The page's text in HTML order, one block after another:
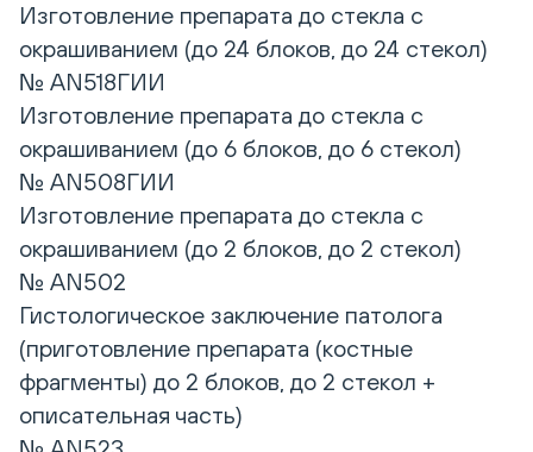
Изготовление препарата до стекла с
окрашиванием (до 24 блоков, до 24 стекол)
№ AN518ГИИ
Изготовление препарата до стекла с
окрашиванием (до 6 блоков, до 6 стекол)
№ AN508ГИИ
Изготовление препарата до стекла с
окрашиванием (до 2 блоков, до 2 стекол)
№ AN502
Гистологическое заключение патолога
(приготовление препарата (костные
фрагменты) до 2 блоков, до 2 стекол +
описательная часть)